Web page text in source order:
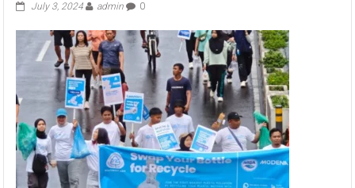
July 3, 2024 admin 0